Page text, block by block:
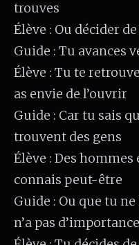
trouves
Élève : Ou décider
Guide : Tu avances
Élève : Tu te
as envie de l’ouvrir
Guide : Car tu sais
trouvent des gens
Élève : Des
connais peut-être
Guide : Ou que tu
n’a pas d’importance